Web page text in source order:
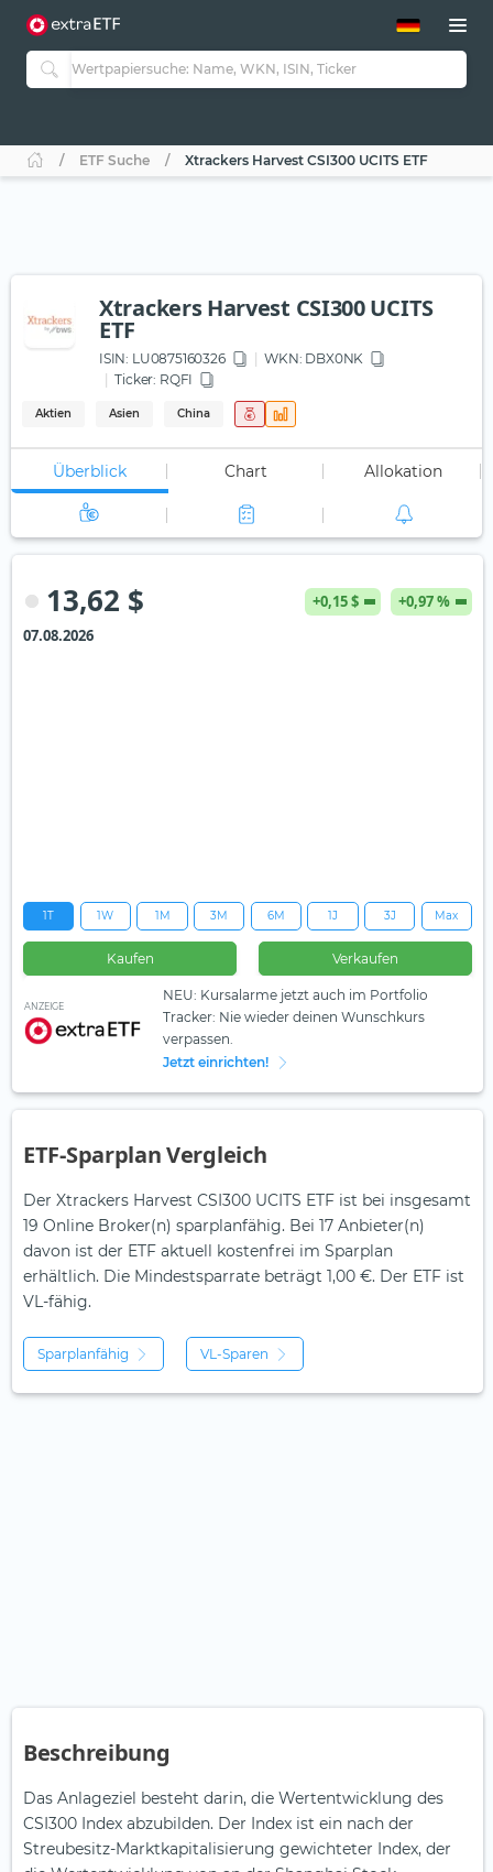
ETF-Guide 2.0
Guide Aktive ETFs
ETF-Sparpläne
ETF Suche Xtrackers Harvest CSI300 UCITS ETF
Xtrackers Harvest CSI300 UCITS
ETF
ISIN: LU0875160326 WKN: DBX0NK
Ticker: RQFI
Aktien Asien China
Überblick Chart Allokation
13,62 $ +0,15 $
+0,97 %
07.08.2026
1T 1W 1M 3M 6M 1J 3J Max
Kaufen Verkaufen
ANZEIGE
NEU: Kursalarme jetzt auch im Portfolio
Tracker: Nie wieder deinen Wunschkurs
verpassen.
Jetzt einrichten!
ETF-Sparplan Vergleich
Der Xtrackers Harvest CSI300 UCITS ETF ist bei insgesamt
19 Online Broker(n) sparplanfähig. Bei 17 Anbieter(n)
davon ist der ETF aktuell kostenfrei im Sparplan
erhältlich. Die Mindestsparrate beträgt 1,00 €. Der ETF ist
VL-fähig.
Sparplanfähig VL-Sparen
Beschreibung
Das Anlageziel besteht darin, die Wertentwicklung des
CSI300 Index abzubilden. Der Index ist ein nach der
Streubesitz-Marktkapitalisierung gewichteter Index, der